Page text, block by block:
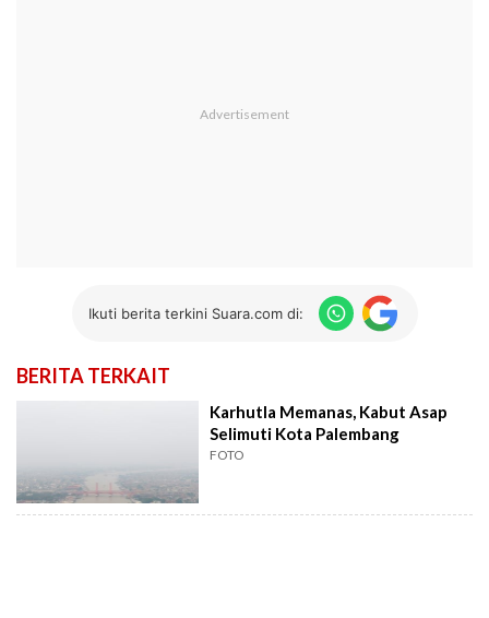
Ikuti berita terkini Suara.com di:
BERITA TERKAIT
Karhutla Memanas, Kabut Asap
Selimuti Kota Palembang
FOTO